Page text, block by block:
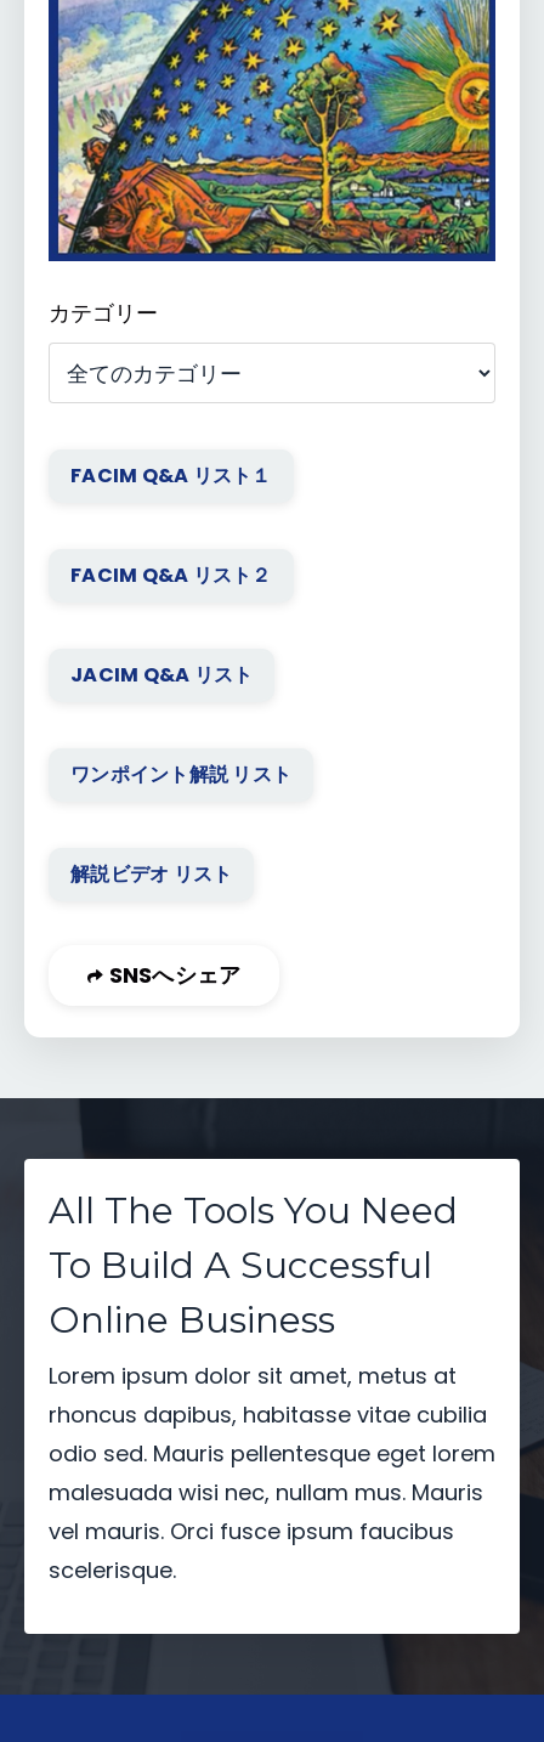
カテゴリー
FACIM Q&A リスト１
FACIM Q&A リスト２
JACIM Q&A リスト
ワンポイント解説 リスト
解説ビデオ リスト
SNSへシェア
All The Tools You Need
To Build A Successful
Online Business
Lorem ipsum dolor sit amet, metus at
rhoncus dapibus, habitasse vitae cubilia
odio sed. Mauris pellentesque eget lorem
malesuada wisi nec, nullam mus. Mauris
vel mauris. Orci fusce ipsum faucibus
scelerisque.